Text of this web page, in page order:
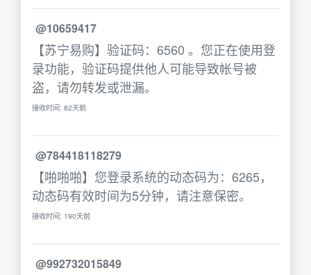
@10659417
【苏宁易购】验证码：6560 。您正在使用登
录功能，验证码提供他人可能导致帐号被
盗，请勿转发或泄漏。
接收时间: 82天前
@784418118279
【啪啪啪】您登录系统的动态码为：6265，
动态码有效时间为5分钟，请注意保密。
接收时间: 190天前
@992732015849